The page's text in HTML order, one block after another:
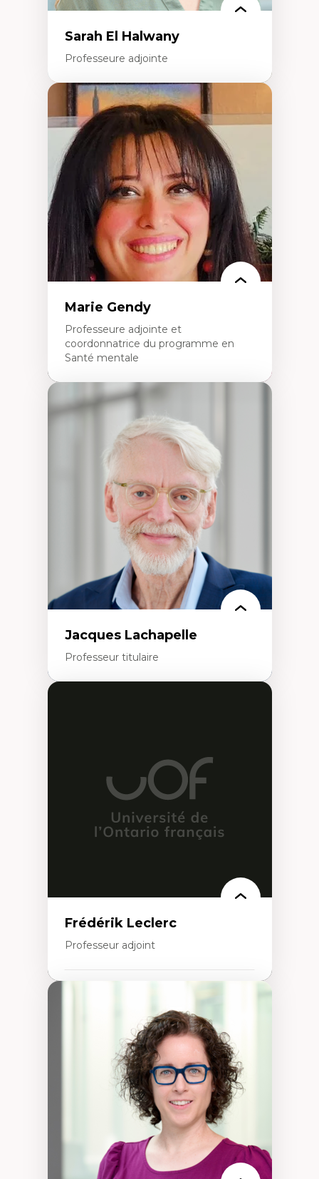
Sarah El Halwany
Professeure adjointe
Expertises
Les apports pédagogiques des théories de
l'affect, du posthumanisme, du féminisme
dans l'éducation aux sciences
L'apprentissage des sciences/STIM dans une
perspective socioécologique de care
L’insertion professionnelle des
enseignant.e.s
Marie Gendy
Professeure adjointe et
coordonnatrice du programme en
Santé mentale
Expertises
Neuropsychiatrie et neurosciences
Direction d'essais cliniques
Analyse des politiques et pratiques en santé
mentale
Développement de protocoles d'essais
cliniques
Collaboration interfonctionnelle
Leadership en recherche clinique
Développement de cadres politiques
Collaboration avec des entreprises
pharmaceutiques
Rédaction de publications et de rapports
Enseignement et mentorat
Jacques Lachapelle
Professeur titulaire
l'environnement bâti
Conception de projet en milieu existant
Analyse critique en architecture et
enseignement du design architectural et
Frédérik Leclerc
Professeur adjoint
Théories et pratiques de l’urbanisme
Urbanisme durable
Histoire de l’urbanisme
Théories sur la
territorialité/territorialisation